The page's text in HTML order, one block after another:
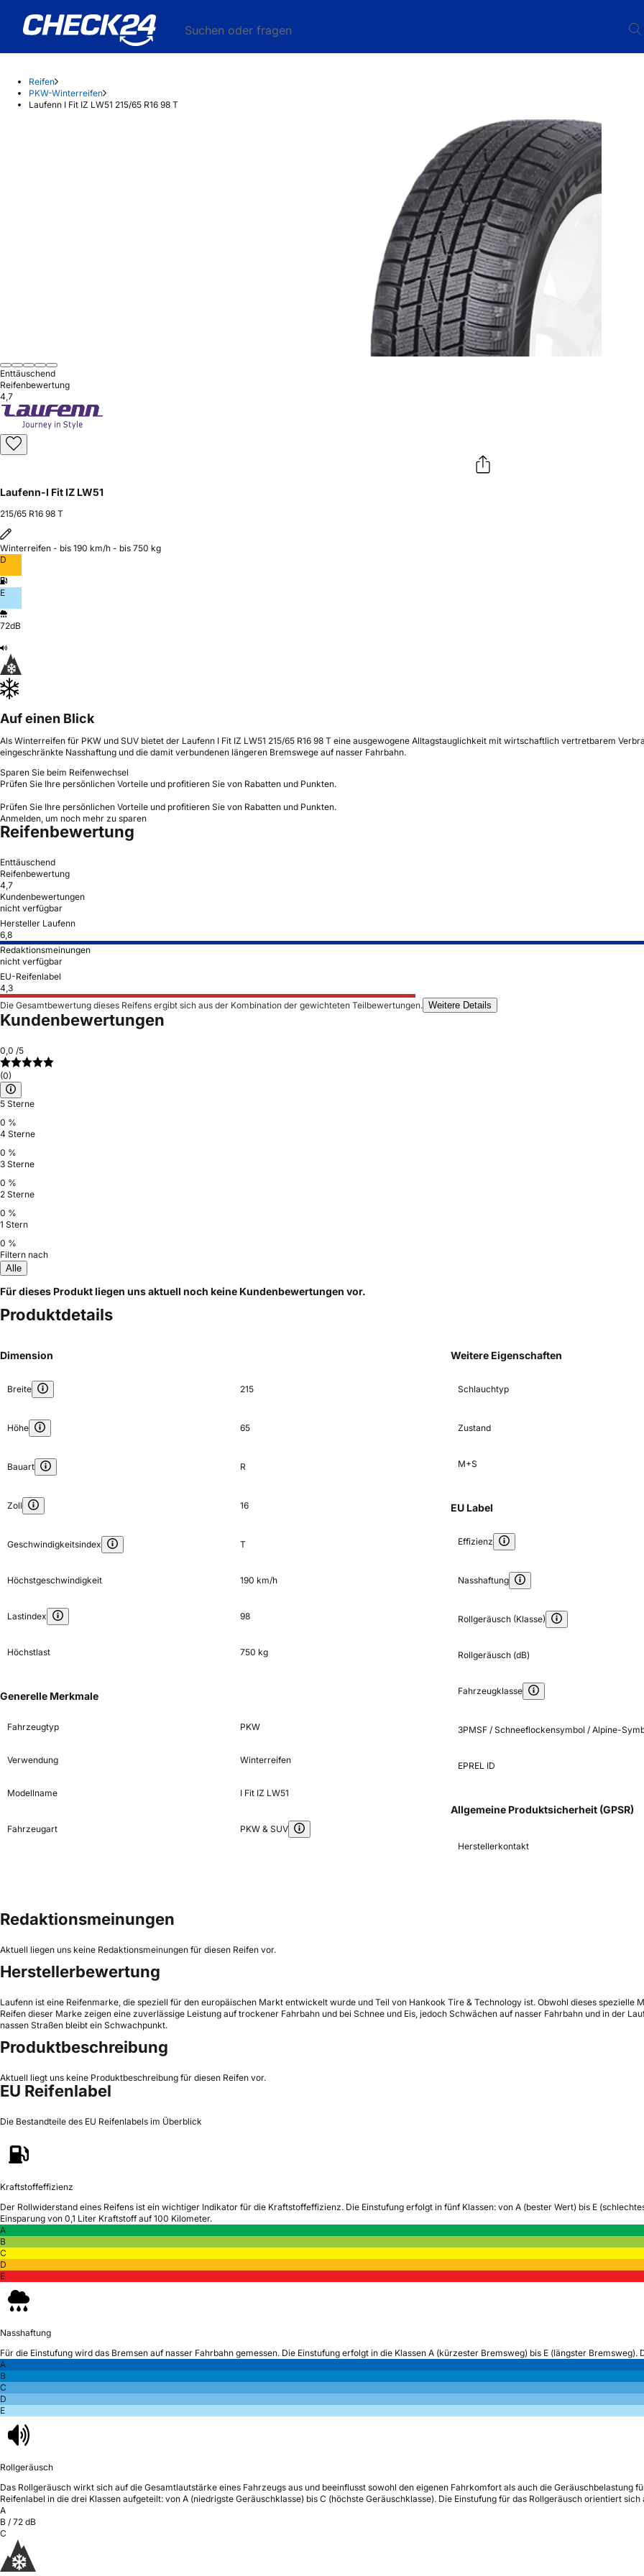
Suchen oder fragen
Reifen
PKW-Winterreifen
Laufenn I Fit IZ LW51 215/65 R16 98 T
Enttäuschend
Reifenbewertung
4,7
Laufenn-I Fit IZ LW51
215/65 R16 98 T
Winterreifen - bis 190 km/h - bis 750 kg
D
E
72dB
Auf einen Blick
Als Winterreifen für PKW und SUV bietet der Laufenn I Fit IZ LW51 215/65 R16 98 T eine ausgewogene Alltagstauglichkeit mit wirtschaftlich vertretbarem
eingeschränkte Nasshaftung und die damit verbundenen längeren Bremswege auf nasser Fahrbahn.
Sparen Sie beim Reifenwechsel
Prüfen Sie Ihre persönlichen Vorteile und profitieren Sie von Rabatten und Punkten.
Prüfen Sie Ihre persönlichen Vorteile und profitieren Sie von Rabatten und Punkten.
Anmelden, um noch mehr zu sparen
Reifenbewertung
Enttäuschend
Reifenbewertung
4,7
Kundenbewertungen
nicht verfügbar
Hersteller Laufenn
6,8
Redaktionsmeinungen
nicht verfügbar
EU-Reifenlabel
4,3
Die Gesamtbewertung dieses Reifens ergibt sich aus der Kombination der gewichteten Teilbewertungen. Weitere Details
Kundenbewertungen
0,0 /5
(0)
5 Sterne
0 %
4 Sterne
0 %
3 Sterne
0 %
2 Sterne
0 %
1 Stern
0 %
Filtern nach
Alle
Für dieses Produkt liegen uns aktuell noch keine Kundenbewertungen vor.
Produktdetails
Dimension
Breite 215
Höhe 65
Bauart R
Zoll 16
Geschwindigkeitsindex T
Höchstgeschwindigkeit 190 km/h
Lastindex 98
Höchstlast 750 kg
Generelle Merkmale
Fahrzeugtyp PKW
Verwendung Winterreifen
Modellname I Fit IZ LW51
Fahrzeugart PKW & SUV
Weitere Eigenschaften
Schlauchtyp
Zustand
M+S
EU Label
Effizienz
Nasshaftung
Rollgeräusch (Klasse)
Rollgeräusch (dB)
Fahrzeugklasse
3PMSF / Schneeflockensymbol / Alpine-
EPREL ID
Allgemeine Produktsicherheit (GPSR)
Herstellerkontakt
Redaktionsmeinungen
Aktuell liegen uns keine Redaktionsmeinungen für diesen Reifen vor.
Herstellerbewertung
Laufenn ist eine Reifenmarke, die speziell für den europäischen Markt entwickelt wurde und Teil von Hankook Tire & Technology ist. Obwohl dieses
Reifen dieser Marke zeigen eine zuverlässige Leistung auf trockener Fahrbahn und bei Schnee und Eis, jedoch Schwächen auf nasser Fahrbahn und in der
nassen Straßen bleibt ein Schwachpunkt.
Produktbeschreibung
Aktuell liegt uns keine Produktbeschreibung für diesen Reifen vor.
EU Reifenlabel
Die Bestandteile des EU Reifenlabels im Überblick
Kraftstoffeffizienz
Der Rollwiderstand eines Reifens ist ein wichtiger Indikator für die Kraftstoffeffizienz. Die Einstufung erfolgt in fünf Klassen: von A (bester Wert) bis E
Einsparung von 0,1 Liter Kraftstoff auf 100 Kilometer.
A
B
C
D
E
Nasshaftung
Für die Einstufung wird das Bremsen auf nasser Fahrbahn gemessen. Die Einstufung erfolgt in die Klassen A (kürzester Bremsweg) bis E (längster
A
B
C
D
E
Rollgeräusch
Das Rollgeräusch wirkt sich auf die Gesamtlautstärke eines Fahrzeugs aus und beeinflusst sowohl den eigenen Fahrkomfort als auch die Geräuschbelastung
Reifenlabel in die drei Klassen aufgeteilt: von A (niedrigste Geräuschklasse) bis C (höchste Geräuschklasse). Die Einstufung für das Rollgeräusch orientiert sich
A
B / 72 dB
C